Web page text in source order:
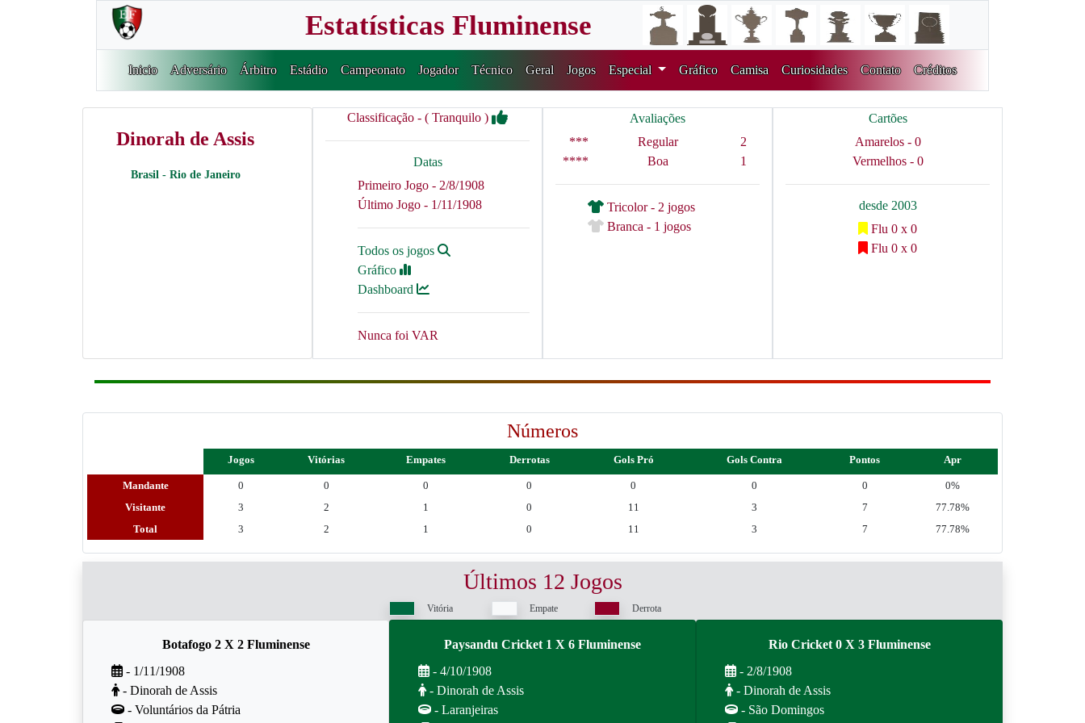
Estatísticas Fluminense
Inicio Adversário Árbitro Estádio Campeonato Jogador Técnico Geral Jogos Especial Gráfico Camisa Curiosidades Contato Créditos
Dinorah de Assis
Brasil - Rio de Janeiro
Classificação - ( Tranquilo )
Datas
Primeiro Jogo - 2/8/1908
Último Jogo - 1/11/1908
Todos os jogos
Gráfico
Dashboard
Nunca foi VAR
Avaliações
***
Regular
2
****
Boa 1
Tricolor - 2 jogos
Branca - 1 jogos
Cartões
Amarelos - 0
Vermelhos - 0
desde 2003
Flu 0 x 0
Flu 0 x 0
Números
Jogos Vitórias Empates Derrotas Gols Pró Gols Contra Pontos Apr
Mandante 0 0 0 0 0 0 0
0%
Visitante
3 2 1 0 11 3 7
77.78%
Total
3 2 1 0 11 3 7 77.78%
Últimos 12 Jogos
Vitória Empate Derrota
Botafogo 2 X 2 Fluminense
- 1/11/1908
- Dinorah de Assis
- Voluntários da Pátria
Paysandu Cricket 1 X 6 Fluminense
- 4/10/1908
- Dinorah de Assis
- Laranjeiras
Rio Cricket 0 X 3 Fluminense
- 2/8/1908
- Dinorah de Assis
- São Domingos